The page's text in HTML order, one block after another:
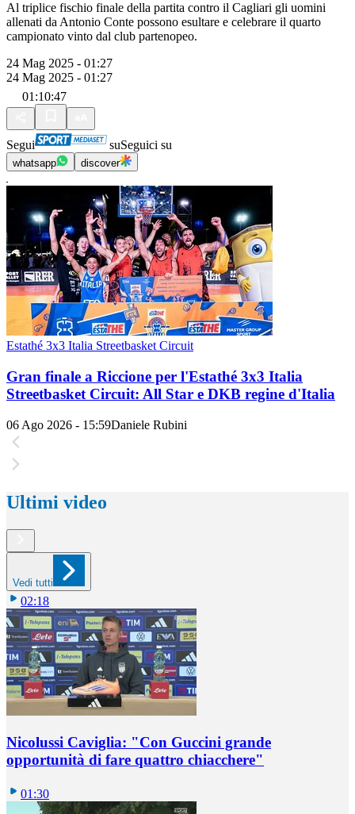
Al triplice fischio finale della partita contro il Cagliari gli uomini
allenati da Antonio Conte possono esultare e celebrare il quarto
campionato vinto dal club partenopeo.
24 Mag 2025 - 01:27
24 Mag 2025 - 01:27
01:10:47
Segui suSeguici su
whatsapp discover
Estathé 3x3 Italia Streetbasket Circuit
Gran finale a Riccione per l'Estathé 3x3 Italia
Streetbasket Circuit: All Star e DKB regine d'Italia
06 Ago 2026 - 15:59Daniele Rubini
Ultimi video
Vedi tutti
02:18
Nicolussi Caviglia: "Con Guccini grande
opportunità di fare quattro chiacchere"
01:30